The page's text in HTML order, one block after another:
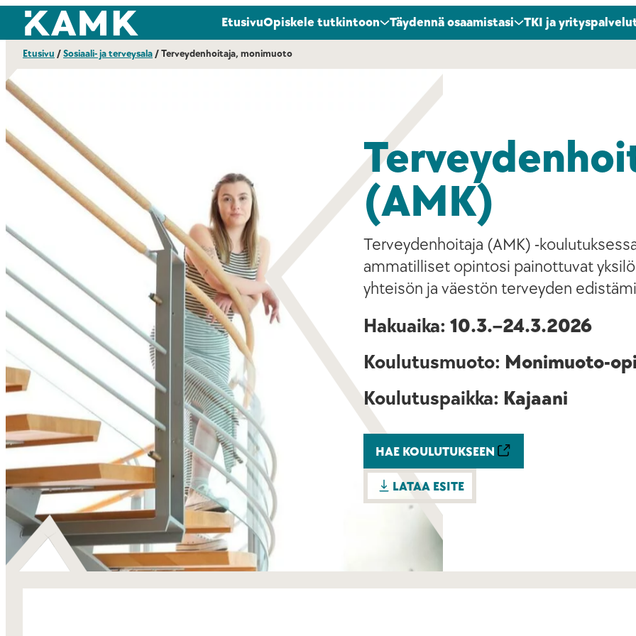
Siirry
suoraan
sisältöön
Kajaanin ammattikorkeakoulu EtusivuOpiskele tutkintoon Täydennä osaamistasi TKI ja
Etusivu /Sosiaali- ja terveysala/Terveydenhoitaja, monimuoto
(AMK)
Terveydenhoitaja (AMK) -
ammatilliset opintosi painottuvat
yhteisön ja väestön terveyden
Hakuaika: 10.3.–24.3.2026
Koulutusmuoto: Monimuoto-
Koulutuspaikka: Kajaani
HAE KOULUTUKSEEN
LATAA ESITE